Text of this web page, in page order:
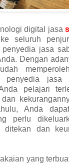
digital jasa
seluruh
penyedia jasa
Dengan
penyedia
pelajari
Anda dapat
perlu
ditekan dan
yang